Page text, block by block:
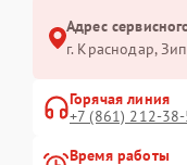
Адрес
г. Краснодар,
Горячая линия
+7 (861) 212-
Время работы